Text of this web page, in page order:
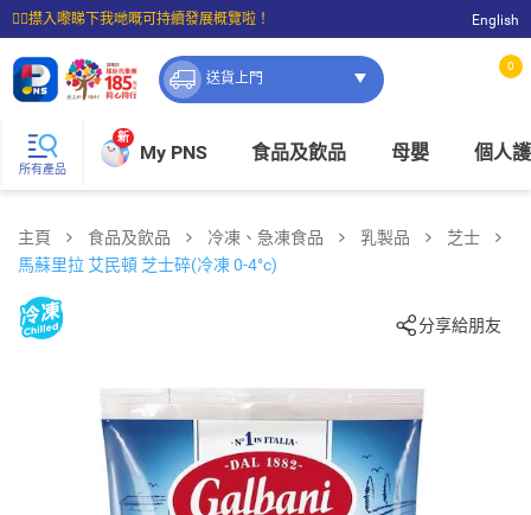
☝🏼㩒入嚟睇下我哋嘅可持續發展概覽啦！
⭐購物滿$399即享免費送貨；滿$100即可免費店取。
English
送貨上門
0
所有產品
新
My PNS 食品及飲品 母嬰 個人
主頁 食品及飲品 冷凍、急凍食品 乳製品
芝士
馬蘇里拉 艾民頓 芝士碎(冷凍 0-4°c)
分享給朋友